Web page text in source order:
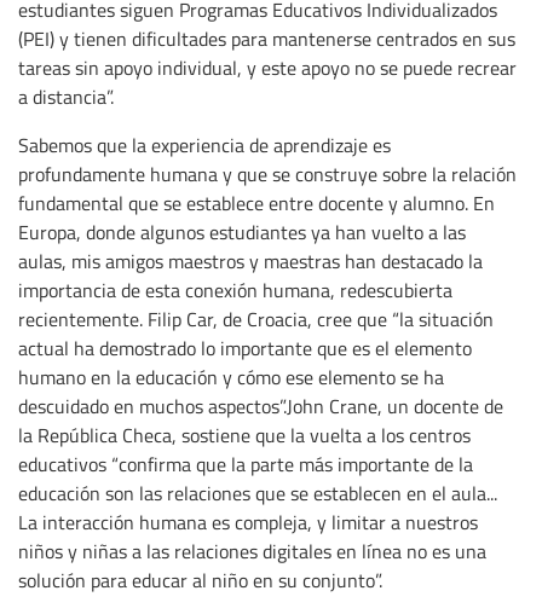
estudiantes siguen Programas Educativos Individualizados
(PEI) y tienen dificultades para mantenerse centrados en sus
tareas sin apoyo individual, y este apoyo no se puede recrear
a distancia”.
Sabemos que la experiencia de aprendizaje es
profundamente humana y que se construye sobre la relación
fundamental que se establece entre docente y alumno. En
Europa, donde algunos estudiantes ya han vuelto a las
aulas, mis amigos maestros y maestras han destacado la
importancia de esta conexión humana, redescubierta
recientemente. Filip Car, de Croacia, cree que “la situación
actual ha demostrado lo importante que es el elemento
humano en la educación y cómo ese elemento se ha
descuidado en muchos aspectos”.John Crane, un docente de
la República Checa, sostiene que la vuelta a los centros
educativos “confirma que la parte más importante de la
educación son las relaciones que se establecen en el aula...
La interacción humana es compleja, y limitar a nuestros
niños y niñas a las relaciones digitales en línea no es una
solución para educar al niño en su conjunto”.